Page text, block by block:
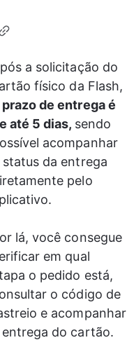
a solicitação do
físico da Flash,
prazo de entrega é
até 5 dias, sendo
acompanhar
status da entrega
pelo
lá, você consegue
em qual
o pedido está,
o código de
e acompanhar
entrega do cartão.